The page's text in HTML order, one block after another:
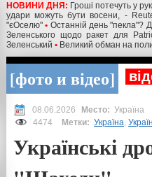
НОВИНИ ДНЯ: Гроші потечуть у
удари можуть бути восени, -
"єОселю" • Останній день "пекла"?
Зеленського щодо ракет для
Зеленський • Великий обман на
фото и відео
08.06.2026 Україна
4474
Метки: Україна,
Українські